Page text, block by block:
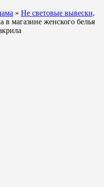
» Не световые вывески,
в магазине женского белья